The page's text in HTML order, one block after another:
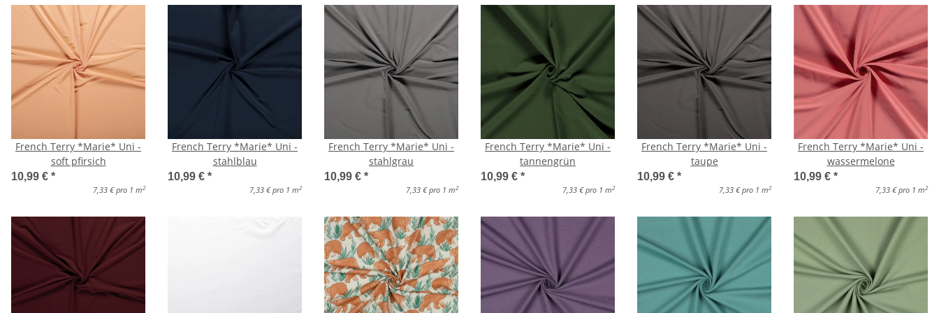
French Terry *Marie* Uni -
soft pfirsich
10,99 € *
7,33 € pro 1 m2
French Terry *Marie* Uni -
stahlblau
10,99 € *
7,33 € pro 1 m2
French Terry *Marie* Uni -
stahlgrau
10,99 € *
7,33 € pro 1 m2
French Terry *Marie* Uni -
tannengrün
10,99 € *
7,33 € pro 1 m2
French Terry *Marie* Uni -
taupe
10,99 € *
7,33 € pro 1 m2
French Terry *Marie* Uni -
wassermelone
10,99 € *
7,33 € pro 1 m2